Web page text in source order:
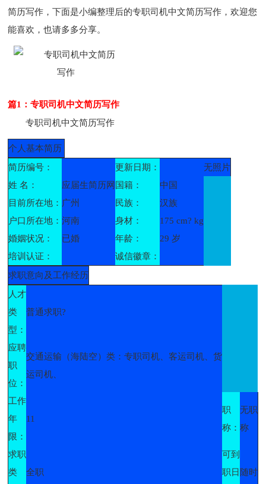
简历写作，下面是小编整理后的专职司机中文简历写作，欢迎您
能喜欢，也请多多分享。
篇1：专职司机中文简历写作
专职司机中文简历写作
个人基本简历
简历编号：
更新日期：
无照片
姓 名：
应届生简历网 国籍：
中国
目前所在地： 广州 民族：
汉族
户口所在地：河南 身材：
175 cm? kg
婚姻状况：
已婚 年龄：
29 岁
培训认证：
诚信徽章：
求职意向及工作经历
人才
类
型：
普通求职?
应聘
职
位：
交通运输（海陆空）类：专职司机、客运司机、货
运司机、
工作
年
限：
11
职
称：
无职
称
求职
类
全职
可到
职日 随时